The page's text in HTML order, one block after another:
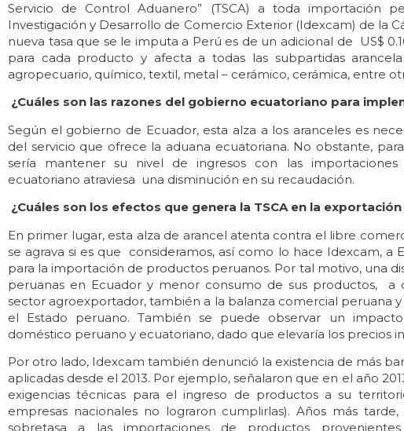
Servicio de Control Aduanero” (TSCA) a toda importación
Investigación y Desarrollo de Comercio Exterior (Idexcam) de la
nueva tasa que se le imputa a Perú es de un adicional de US$
para cada producto y afecta a todas las subpartidas
agropecuario, químico, textil, metal – cerámico, cerámica, entre
¿Cuáles son las razones del gobierno ecuatoriano para
Según el gobierno de Ecuador, esta alza a los aranceles es
del servicio que ofrece la aduana ecuatoriana. No obstante,
sería mantener su nivel de ingresos con las
ecuatoriano atraviesa una disminución en su recaudación.
¿Cuáles son los efectos que genera la TSCA en la
En primer lugar, esta alza de arancel atenta contra el libre
se agrava si es que consideramos, así como lo hace Idexcam, a
para la importación de productos peruanos. Por tal motivo, una
peruanas en Ecuador y menor consumo de sus productos,
sector agroexportador, también a la balanza comercial peruana
el Estado peruano. También se puede observar un
doméstico peruano y ecuatoriano, dado que elevaría los precios
Por otro lado, Idexcam también denunció la existencia de más
aplicadas desde el 2013. Por ejemplo, señalaron que en el año
exigencias técnicas para el ingreso de productos a su
empresas nacionales no lograron cumplirlas). Años más
sobretasa a las importaciones de productos